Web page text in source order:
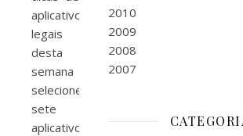
aplicativos
legais
desta
semana
selecionei
sete
aplicativos
2010
2009
2008
2007